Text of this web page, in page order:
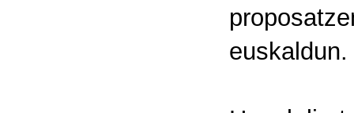
euskaldun.